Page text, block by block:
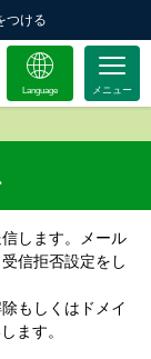
つける
Language
します。メール
信拒否設定をし
もしくはドメイ
ます。